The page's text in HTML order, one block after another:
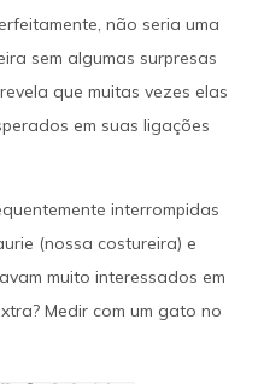
não seria uma
sem algumas surpresas
que muitas vezes elas
em suas ligações
interrompidas
(nossa costureira) e
muito interessados em
Medir com um gato no